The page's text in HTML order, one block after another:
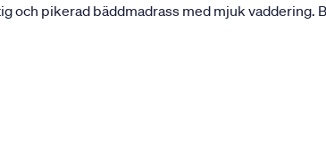
och pikerad bäddmadrass med mjuk vaddering.